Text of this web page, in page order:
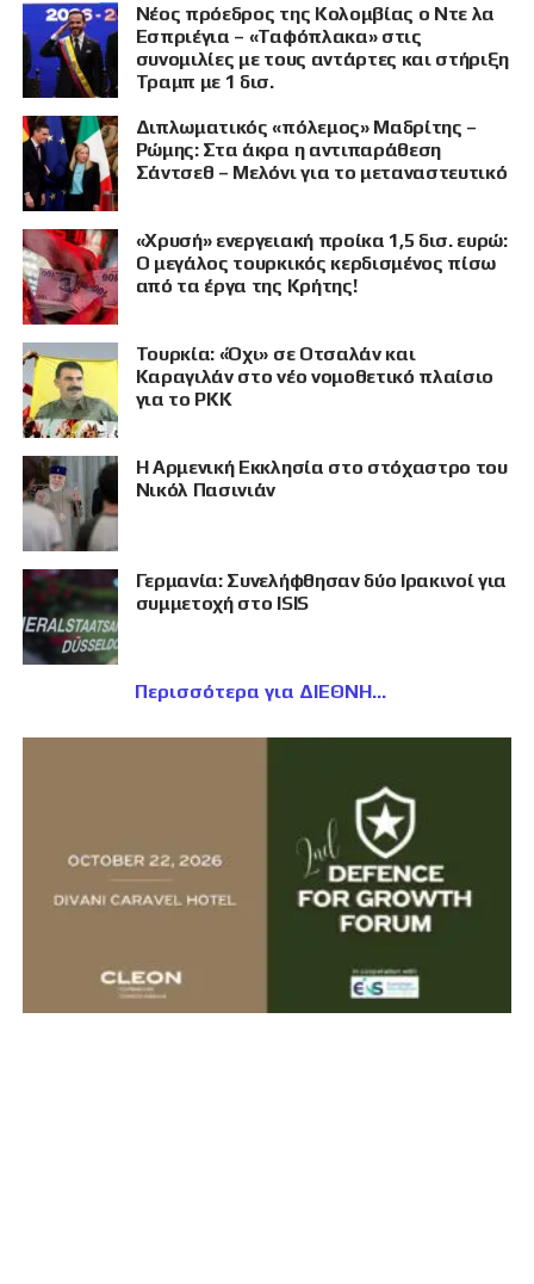
Νέος πρόεδρος της Κολομβίας ο Ντε λα
Εσπριέγια – «Ταφόπλακα» στις
συνομιλίες με τους αντάρτες και στήριξη
Τραμπ με 1 δισ.
Διπλωματικός «πόλεμος» Μαδρίτης –
Ρώμης: Στα άκρα η αντιπαράθεση
Σάντσεθ – Μελόνι για το μεταναστευτικό
«Χρυσή» ενεργειακή προίκα 1,5 δισ. ευρώ:
Ο μεγάλος τουρκικός κερδισμένος πίσω
από τα έργα της Κρήτης!
Τουρκία: «Όχι» σε Οτσαλάν και
Καραγιλάν στο νέο νομοθετικό πλαίσιο
για το PKK
Η Αρμενική Εκκλησία στο στόχαστρο του
Νικόλ Πασινιάν
Γερμανία: Συνελήφθησαν δύο Ιρακινοί για
συμμετοχή στο ISIS
Περισσότερα για ΔΙΕΘΝΗ